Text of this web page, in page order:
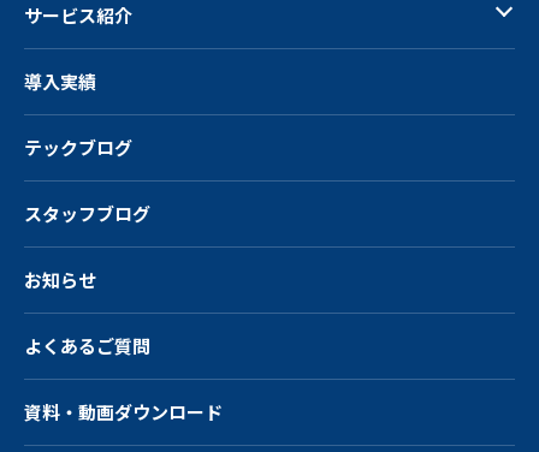
サービス紹介
導入実績
テックブログ
スタッフブログ
お知らせ
よくあるご質問
資料・動画ダウンロード